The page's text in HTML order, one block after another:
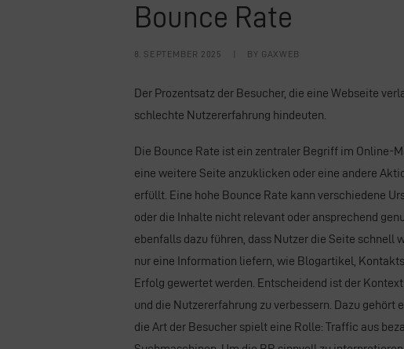
Bounce Rate
8. SEPTEMBER 2025 BY GAXWEB
Der Prozentsatz der Besucher, die eine Webseite
schlechte Nutzererfahrung hindeuten.
Die Bounce Rate ist ein zentraler Begriff im Online-
eine weitere Seite anzuklicken oder eine andere
erfüllt. Eine hohe Bounce Rate kann verschiedene
oder die Inhalte nicht relevant oder ansprechend
ebenfalls dazu führen, dass Nutzer die Seite schnell
nur eine Information liefern, wie Blogartikel,
Erfolg gewertet werden. Entscheidend ist der
und die Nutzererfahrung zu verbessern. Dazu
die Art der Besucher spielt eine Rolle: Traffic aus